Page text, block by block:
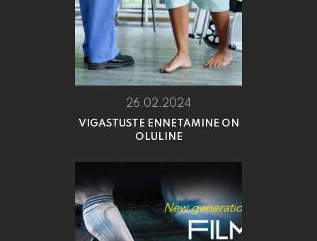
26.02.2024
VIGASTUSTE ENNETAMINE ON
OLULINE